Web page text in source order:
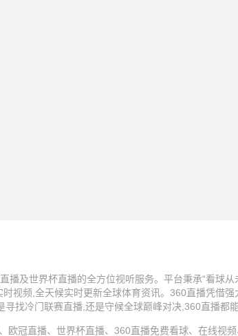
及世界杯直播的全方位视听服务。平台秉承“看球从
视频,全天候实时更新全球体育资讯。360直播凭借
找冷门联赛直播,还是守候全球巅峰对决,360直播都
冠直播、世界杯直播、360直播免费看球、在线视